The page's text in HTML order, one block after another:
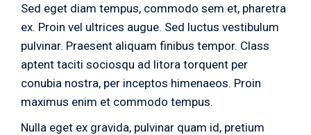
Sed eget diam tempus, commodo sem et, pharetra
ex. Proin vel ultrices augue. Sed luctus vestibulum
pulvinar. Praesent aliquam finibus tempor. Class
aptent taciti sociosqu ad litora torquent per
conubia nostra, per inceptos himenaeos. Proin
maximus enim et commodo tempus.
Nulla eget ex gravida, pulvinar quam id, pretium